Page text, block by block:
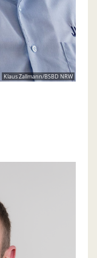
Klaus Zallmann/BSBD NRW